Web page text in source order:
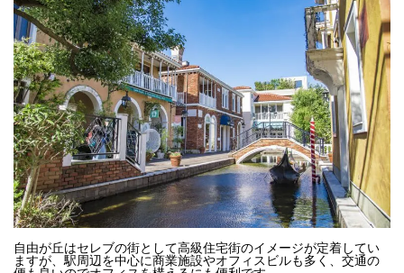
自由が丘はセレブの街として高級住宅街のイメージが定着してい
ますが、駅周辺を中心に商業施設やオフィスビルも多く、交通の